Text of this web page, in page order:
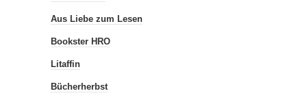
Aus Liebe zum Lesen
Bookster HRO
Litaffin
Bücherherbst